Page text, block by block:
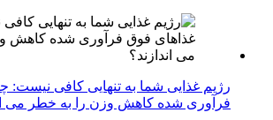
رژیم غذایی شما به تنهایی کافی نیست:
فرآوری شده کاهش وزن را به خطر می